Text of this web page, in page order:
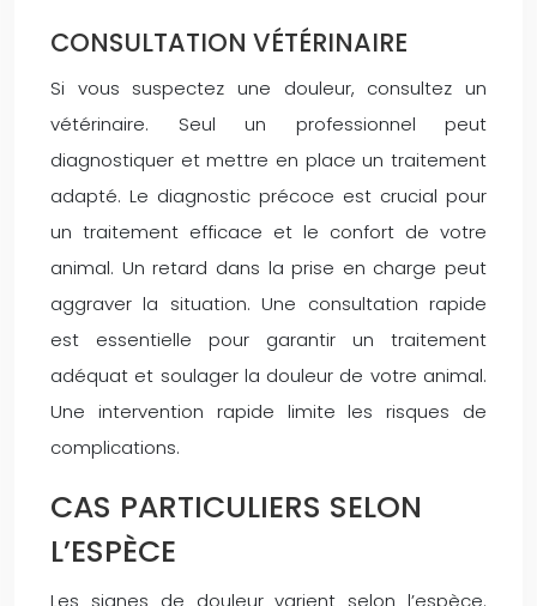
CONSULTATION VÉTÉRINAIRE
Si vous suspectez une douleur, consultez un
vétérinaire. Seul un professionnel peut
diagnostiquer et mettre en place un traitement
adapté. Le diagnostic précoce est crucial pour
un traitement efficace et le confort de votre
animal. Un retard dans la prise en charge peut
aggraver la situation. Une consultation rapide
est essentielle pour garantir un traitement
adéquat et soulager la douleur de votre animal.
Une intervention rapide limite les risques de
complications.
CAS PARTICULIERS SELON
L’ESPÈCE
Les signes de douleur varient selon l’espèce.